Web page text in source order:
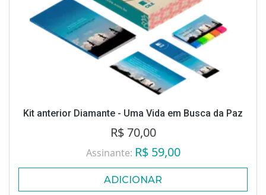
Kit anterior Diamante - Uma Vida em Busca da Paz
R$ 70,00
Assinante: R$ 59,00
ADICIONAR